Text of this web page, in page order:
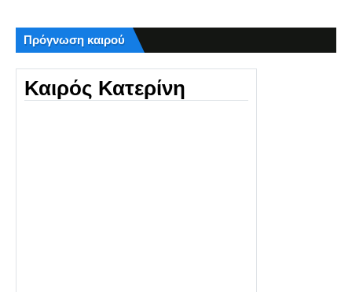
Πρόγνωση καιρού
Καιρός Κατερίνη